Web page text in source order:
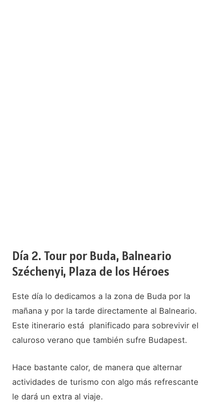
Día 2. Tour por Buda, Balneario
Széchenyi, Plaza de los Héroes
Este día lo dedicamos a la zona de Buda por la
mañana y por la tarde directamente al Balneario.
Este itinerario está planificado para sobrevivir el
caluroso verano que también sufre Budapest.
Hace bastante calor, de manera que alternar
actividades de turismo con algo más refrescante
le dará un extra al viaje.